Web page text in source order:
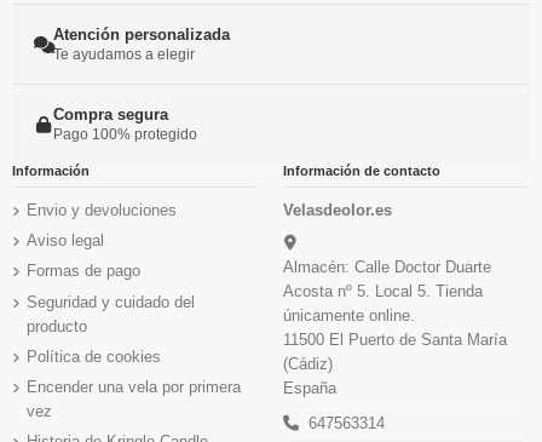
Atención personalizada
Te ayudamos a elegir
Compra segura
Pago 100% protegido
Información
Envio y devoluciones
Aviso legal
Formas de pago
Seguridad y cuidado del
producto
Política de cookies
Encender una vela por primera
vez
Información de contacto
Velasdeolor.es
Almacén: Calle Doctor Duarte
Acosta nº 5. Local 5. Tienda
únicamente online.
11500 El Puerto de Santa María
(Cádiz)
España
647563314